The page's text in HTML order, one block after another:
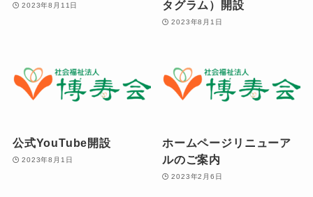
2023年8月11日
タグラム）開設
2023年8月1日
公式YouTube開設
2023年8月1日
ホームページリニューア
ルのご案内
2023年2月6日